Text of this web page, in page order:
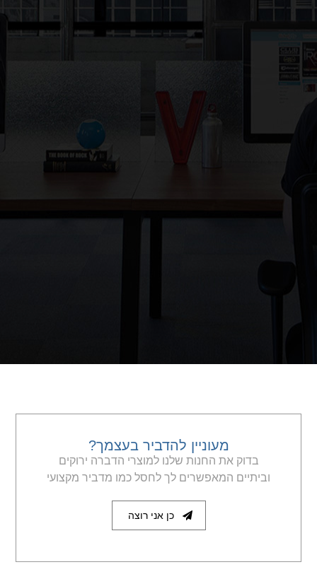
מעוניין להדביר בעצמך?
בדוק את החנות שלנו למוצרי הדברה ירוקים
וביתיים המאפשרים לך לחסל כמו מדביר מקצועי
כן אני רוצה